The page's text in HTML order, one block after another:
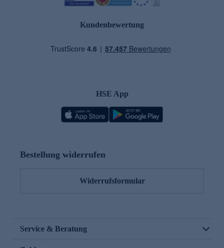
Kundenbewertung
HSE App
Bestellung widerrufen
Widerrufsformular
Service & Beratung